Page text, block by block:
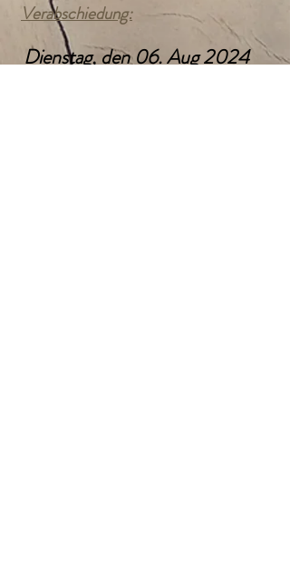
Verabschiedung:
Dienstag, den 06. Aug 2024